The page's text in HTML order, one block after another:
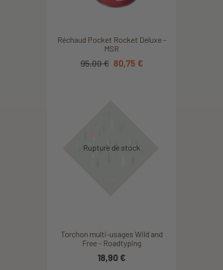
Réchaud Pocket Rocket Deluxe -
MSR
95,00 € 80,75 €
Torchon multi-usages Wild and
Free - Roadtyping
18,90 €